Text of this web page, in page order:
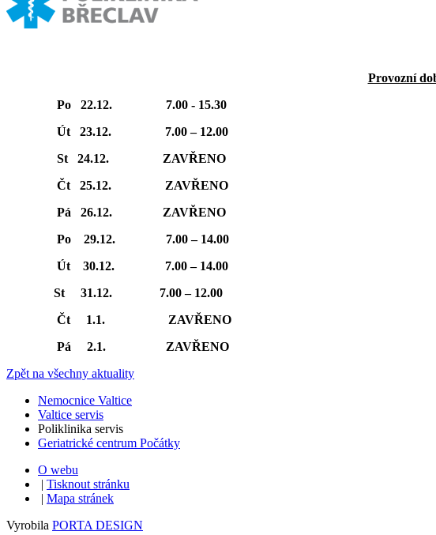
Provozní
Po 22.12. 7.00 - 15.30
Út 23.12. 7.00 – 12.00
St 24.12. ZAVŘENO
Čt 25.12. ZAVŘENO
Pá 26.12. ZAVŘENO
Po 29.12. 7.00 – 14.00
Út 30.12. 7.00 – 14.00
St 31.12. 7.00 – 12.00
Čt 1.1. ZAVŘENO
Pá 2.1. ZAVŘENO
Zpět na všechny aktuality
Nemocnice Valtice
Valtice servis
Poliklinika servis
Geriatrické centrum Počátky
O webu
| Tisknout stránku
| Mapa stránek
Vyrobila PORTA DESIGN